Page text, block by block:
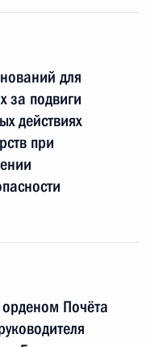
для
за подвиги
действиях
при
Почёта